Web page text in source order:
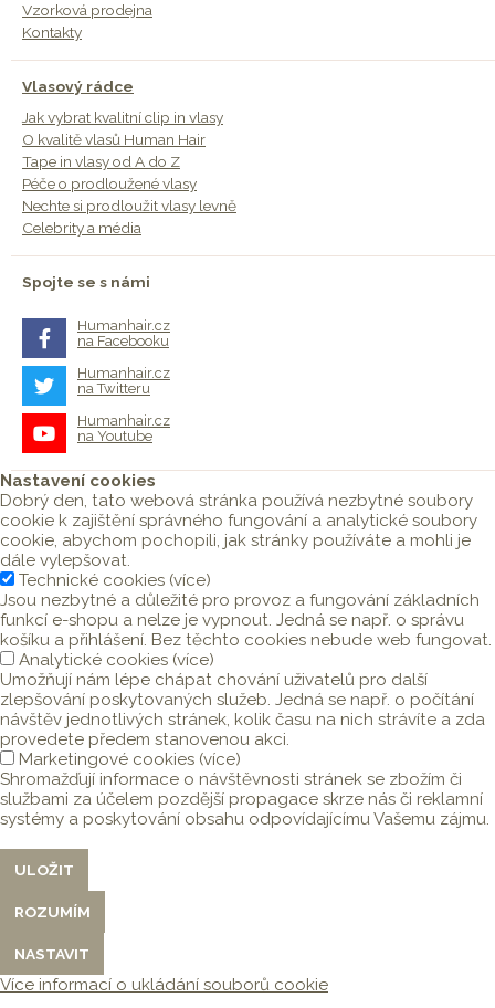
Vzorková prodejna
Kontakty
Vlasový rádce
Jak vybrat kvalitní clip in vlasy
O kvalitě vlasů Human Hair
Tape in vlasy od A do Z
Péče o prodloužené vlasy
Nechte si prodloužit vlasy levně
Celebrity a média
Spojte se s námi
Humanhair.cz
na Facebooku
Humanhair.cz
na Twitteru
Humanhair.cz
na Youtube
Nastavení cookies
Dobrý den, tato webová stránka používá nezbytné soubory
cookie k zajištění správného fungování a analytické soubory
cookie, abychom pochopili, jak stránky používáte a mohli je
dále vylepšovat.
Technické cookies (více)
Jsou nezbytné a důležité pro provoz a fungování základních
funkcí e-shopu a nelze je vypnout. Jedná se např. o správu
košíku a přihlášení. Bez těchto cookies nebude web fungovat.
Analytické cookies (více)
Umožňují nám lépe chápat chování uživatelů pro další
zlepšování poskytovaných služeb. Jedná se např. o počítání
návštěv jednotlivých stránek, kolik času na nich strávíte a zda
provedete předem stanovenou akci.
Marketingové cookies (více)
Shromažďují informace o návštěvnosti stránek se zbožím či
službami za účelem pozdější propagace skrze nás či reklamní
systémy a poskytování obsahu odpovídajícímu Vašemu zájmu.
Více informací o ukládání souborů cookie